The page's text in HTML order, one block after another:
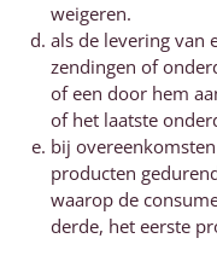
weigeren.
als de levering van
zendingen of
of een door hem
of het laatste
bij
producten
waarop de
derde, het eerste